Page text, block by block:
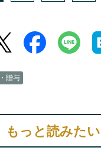
贈与
もっと読みたい